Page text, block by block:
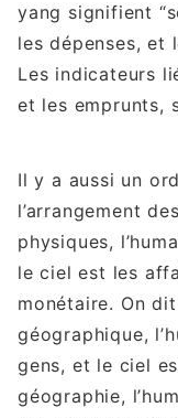
yang signifient
les dépenses, et
Les indicateurs
et les emprunts,
Il y a aussi un
l’arrangement
physiques,
le ciel est les
monétaire. On
géographique,
gens, et le ciel
géographie,